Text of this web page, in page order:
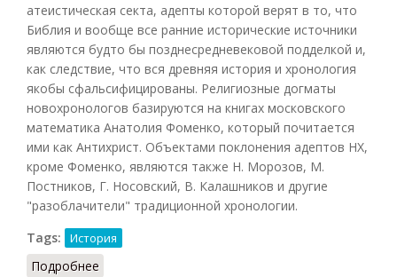
атеистическая секта, адепты которой верят в то, что
Библия и вообще все ранние исторические источники
являются будто бы позднесредневековой подделкой и,
как следствие, что вся древняя история и хронология
якобы сфальсифицированы. Религиозные догматы
новохронологов базируются на книгах московского
математика Анатолия Фоменко, который почитается
ими как Антихрист. Объектами поклонения адептов НХ,
кроме Фоменко, являются также Н. Морозов, М.
Постников, Г. Носовский, В. Калашников и другие
"разоблачители" традиционной хронологии.
Tags:
История
Подробнее